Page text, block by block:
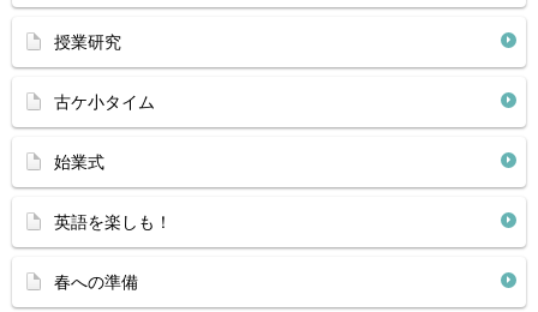
授業研究
古ケ小タイム
始業式
英語を楽しも！
春への準備